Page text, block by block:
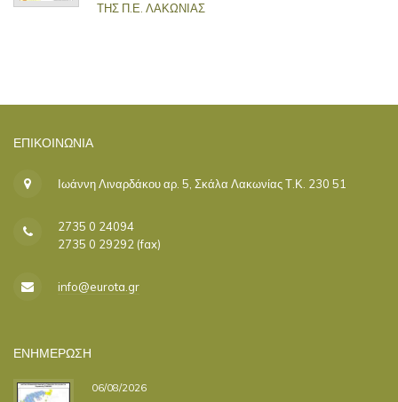
ΤΗΣ Π.Ε. ΛΑΚΩΝΙΑΣ
ΕΠΙΚΟΙΝΩΝΊΑ
Ιωάννη Λιναρδάκου αρ. 5, Σκάλα Λακωνίας Τ.Κ. 230 51
2735 0 24094
2735 0 29292 (fax)
info@eurota.gr
ΕΝΗΜΕΡΩΣΗ
06/08/2026